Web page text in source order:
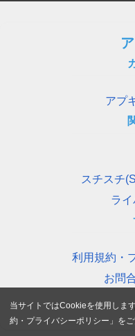
アプ
スチスチ
ライ
利用規約・
お問
当サイトではCookieを使用しま
約・プライバシーポリシー 」を